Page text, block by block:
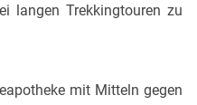
langen Trekkingtouren zu
mit Mitteln gegen